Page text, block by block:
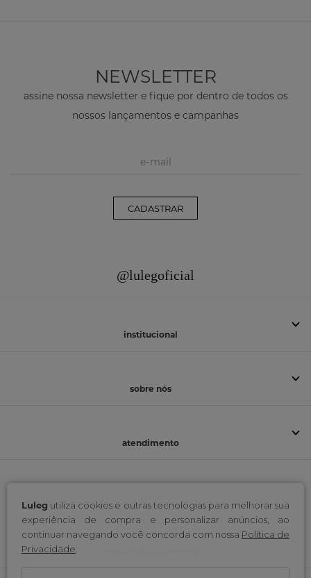
Luleg utiliza cookies e outras tecnologias para melhorar sua
experiência de compra e personalizar anúncios, ao
continuar navegando você concorda com nossa Política de
Privacidade
NEWSLETTER
assine nossa newsletter e fique por dentro de todos os
nossos lançamentos e campanhas
CADASTRAR
@lulegoficial
institucional
sobre nós
atendimento